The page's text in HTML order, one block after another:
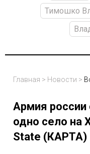
Тимошко
Главная > Новости >
Армия россии
одно село на
State (КАРТА)